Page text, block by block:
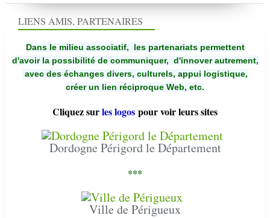
LIENS AMIS, PARTENAIRES
Dans le milieu associatif, les partenariats permettent
d'avoir la possibilité de communiquer, d'innover autrement,
avec des échanges divers, culturels, appui logistique,
créer un lien réciproque Web, etc.
Cliquez surles logos pour voir leurs sites
Dordogne Périgord le Département
***
Ville de Périgueux